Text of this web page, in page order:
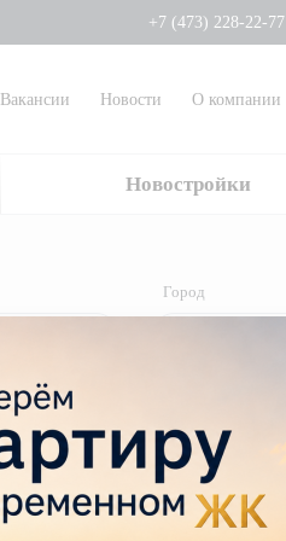
+7 (473) 228-22-77
Вакансии Новости О компании
Новостройки
Город